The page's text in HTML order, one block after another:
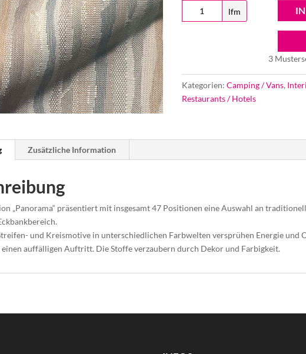
Krems
824
lfm
3
Kategorien:Camping / Vans,
Restaurants / Hotels
Zusätzliche Information
„Panorama“ präsentiert mit insgesamt 47 Positionen eine Auswahl an
und Kreismotive in unterschiedlichen Farbwelten versprühen Energie und
auffälligen Auftritt. Die Stoffe verzaubern durch Dekor und Farbigkeit.